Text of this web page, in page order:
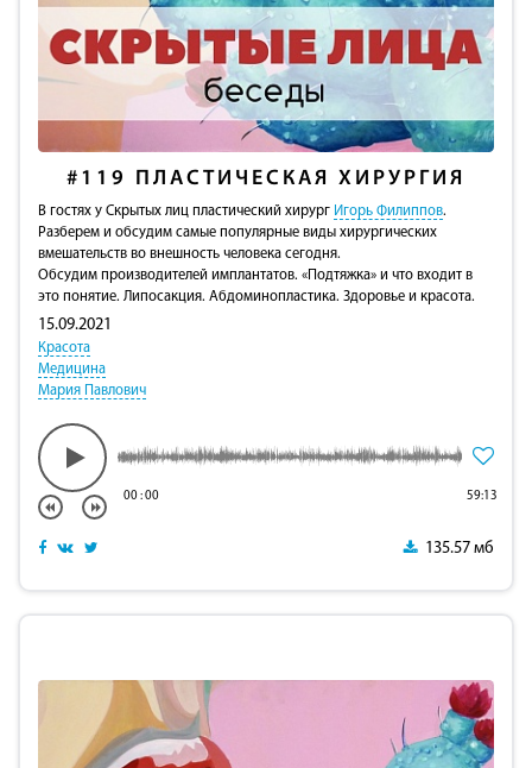
#119 ПЛАСТИЧЕСКАЯ ХИРУРГИЯ
В гостях у Скрытых лиц пластический хирург Игорь Филиппов.
Разберем и обсудим самые популярные виды хирургических
вмешательств во внешность человека сегодня.
Обсудим производителей имплантатов. «Подтяжка» и что входит в
это понятие. Липосакция. Абдоминопластика. Здоровье и красота.
15.09.2021
Красота
Медицина
Мария Павлович
00:00 59:13
135.57 мб